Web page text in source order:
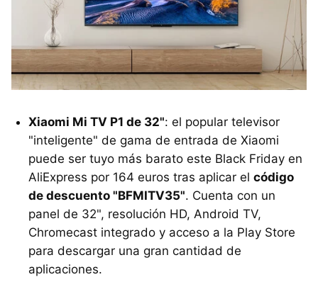
Xiaomi Mi TV P1 de 32": el popular televisor
"inteligente" de gama de entrada de Xiaomi
puede ser tuyo más barato este Black Friday en
AliExpress por 164 euros tras aplicar el código
de descuento "BFMITV35". Cuenta con un
panel de 32", resolución HD, Android TV,
Chromecast integrado y acceso a la Play Store
para descargar una gran cantidad de
aplicaciones.